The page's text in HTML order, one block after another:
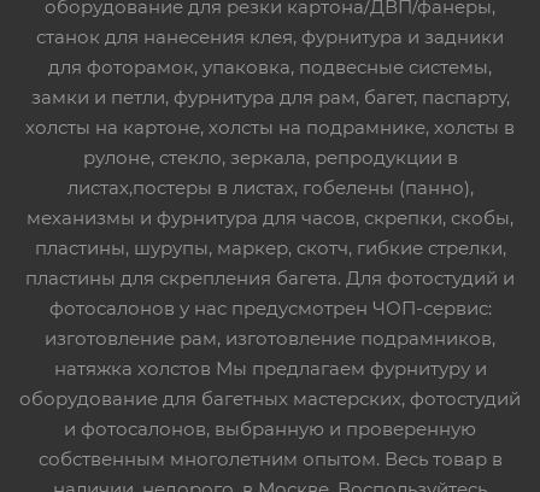
оборудование для резки картона/ДВП/фанеры,
станок для нанесения клея, фурнитура и задники
для фоторамок, упаковка, подвесные системы,
замки и петли, фурнитура для рам, багет, паспарту,
холсты на картоне, холсты на подрамнике, холсты в
рулоне, стекло, зеркала, репродукции в
листах,постеры в листах, гобелены (панно),
механизмы и фурнитура для часов, скрепки, скобы,
пластины, шурупы, маркер, скотч, гибкие стрелки,
пластины для скрепления багета. Для фотостудий и
фотосалонов у нас предусмотрен ЧОП-сервис:
изготовление рам, изготовление подрамников,
натяжка холстов Мы предлагаем фурнитуру и
оборудование для багетных мастерских, фотостудий
и фотосалонов, выбранную и проверенную
собственным многолетним опытом. Весь товар в